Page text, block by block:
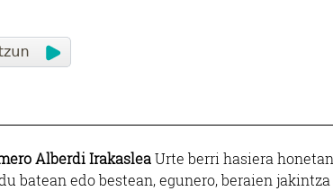
Alberdi IrakasleaUrte berri hasiera
batean edo bestean, egunero, beraien